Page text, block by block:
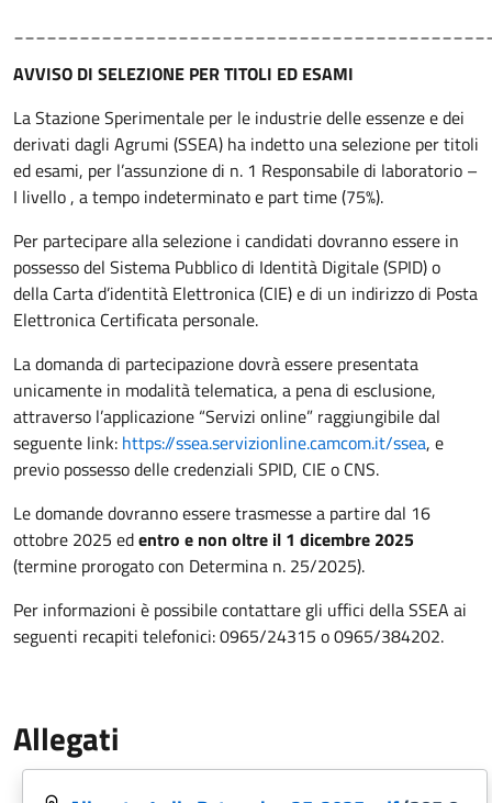
AVVISO DI SELEZIONE PER TITOLI ED ESAMI
La Stazione Sperimentale per le industrie delle essenze e dei
derivati dagli Agrumi (SSEA) ha indetto una selezione per titoli
ed esami, per l’assunzione di n. 1 Responsabile di laboratorio –
I livello , a tempo indeterminato e part time (75%).
Per partecipare alla selezione i candidati dovranno essere in
possesso del Sistema Pubblico di Identità Digitale (SPID) o
della Carta d’identità Elettronica (CIE) e di un indirizzo di Posta
Elettronica Certificata personale.
La domanda di partecipazione dovrà essere presentata
unicamente in modalità telematica, a pena di esclusione,
attraverso l’applicazione “Servizi online” raggiungibile dal
seguente link: https://ssea.servizionline.camcom.it/ssea, e
previo possesso delle credenziali SPID, CIE o CNS.
Le domande dovranno essere trasmesse a partire dal 16
ottobre 2025 edentro e non oltre il 1 dicembre 2025
(termine prorogato con Determina n. 25/2025).
Per informazioni è possibile contattare gli uffici della SSEA ai
seguenti recapiti telefonici: 0965/24315 o 0965/384202.
Allegati